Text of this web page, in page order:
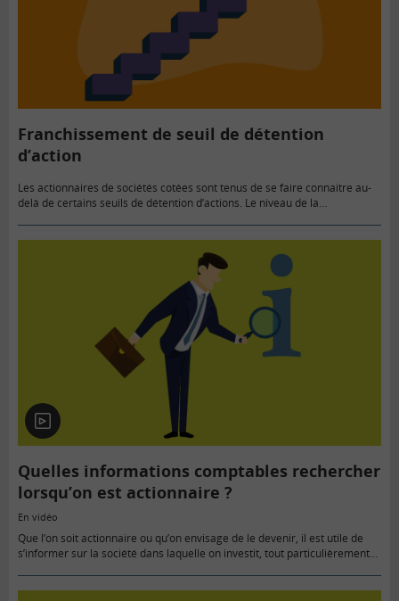
Franchissement de seuil de détention
d’action
Les actionnaires de sociétés cotées sont tenus de se faire connaitre au-
delà de certains seuils de détention d’actions. Le niveau de la
En
vidéo
Quelles informations comptables rechercher
lorsqu’on est actionnaire ?
En vidéo
Que l’on soit actionnaire ou qu’on envisage de le devenir, il est utile de
s’informer sur la société dans laquelle on investit, tout particulièrement